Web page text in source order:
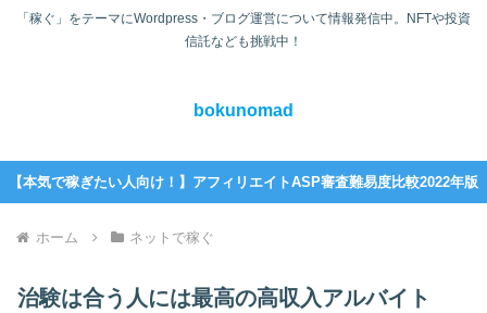
「稼ぐ」をテーマにWordpress・ブログ運営について情報発信中。NFTや投資
信託なども挑戦中！
bokunomad
【本気で稼ぎたい人向け！】アフィリエイトASP審査難易度比較2022年版
ホーム ネットで稼ぐ
治験は合う人には最高の高収入アルバイト